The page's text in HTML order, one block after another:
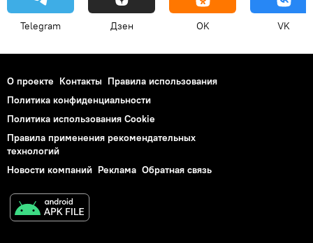
Telegram Дзен OK VK
О проекте Контакты Правила использования
Политика конфиденциальности
Политика использования Cookie
Правила применения рекомендательных
технологий
Новости компаний Реклама Обратная связь